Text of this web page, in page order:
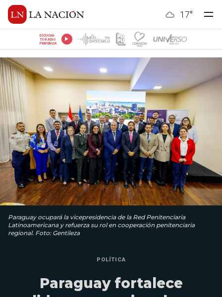
17°
ESCUCHÁ
TU RADIO
PREFERIDA
Paraguay ocupará la vicepresidencia de la Red Penitenciaria
Latinoamericana y refuerza su rol en cooperación penitenciaria
regional. Foto: Gentileza
POLÍTICA
Paraguay fortalece